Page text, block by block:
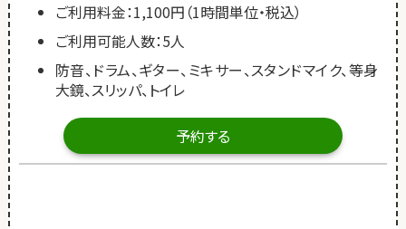
ご利用料金：1,100円（1時間単位・税込）
ご利用可能人数：5人
防音、ドラム、ギター、ミキサー、スタンドマイク、等身
大鏡、スリッパ、トイレ
予約する